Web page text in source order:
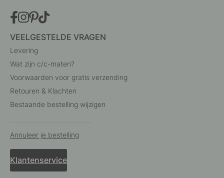
VEELGESTELDE VRAGEN
Levering
Wat zijn c/c-maten?
Voorwaarden voor gratis verzending
Retouren & Klachten
Bestaande bestelling wijzigen
Annuleer je bestelling
Klantenservice